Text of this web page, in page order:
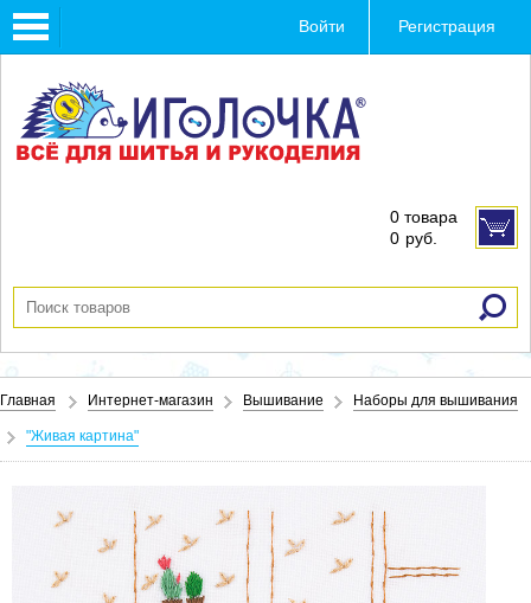
Toggle
navigation
Войти Регистрация
0 товара
0 руб.
Главная Интернет-магазин Вышивание Наборы для вышивания
"Живая картина"